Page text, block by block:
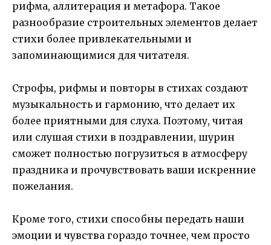
рифма, аллитерация и метафора. Такое
разнообразие строительных элементов делает
стихи более привлекательными и
запоминающимися для читателя.
Строфы, рифмы и повторы в стихах создают
музыкальность и гармонию, что делает их
более приятными для слуха. Поэтому, читая
или слушая стихи в поздравлении, шурин
сможет полностью погрузиться в атмосферу
праздника и прочувствовать ваши искренние
пожелания.
Кроме того, стихи способны передать наши
эмоции и чувства гораздо точнее, чем просто